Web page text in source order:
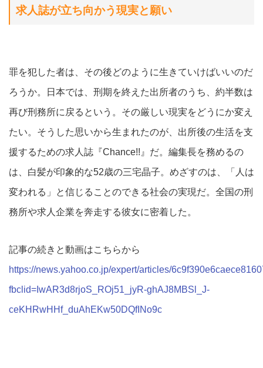
求人誌が立ち向かう現実と願い
罪を犯した者は、その後どのように生きていけばいいのだ
ろうか。日本では、刑期を終えた出所者のうち、約半数は
再び刑務所に戻るという。その厳しい現実をどうにか変え
たい。そうした思いから生まれたのが、出所後の生活を支
援するための求人誌『Chance!!』だ。編集長を務めるの
は、白髪が印象的な52歳の三宅晶子。めざすのは、「人は
変われる」と信じることのできる社会の実現だ。全国の刑
務所や求人企業を奔走する彼女に密着した。
記事の続きと動画はこちらから
https://news.yahoo.co.jp/expert/articles/
fbclid=IwAR3d8rjoS_ROj51_jyR-ghAJ8MBSl_J-
ceKHRwHHf_duAhEKw50DQfINo9c